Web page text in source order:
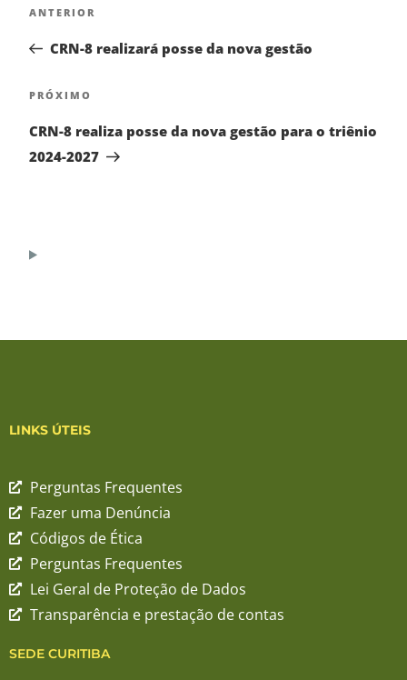
ANTERIOR
CRN-8 realizará posse da nova gestão
PRÓXIMO
CRN-8 realiza posse da nova gestão para o triênio
2024-2027
LINKS ÚTEIS
Perguntas Frequentes
Fazer uma Denúncia
Códigos de Ética
Perguntas Frequentes
Lei Geral de Proteção de Dados
Transparência e prestação de contas
SEDE CURITIBA